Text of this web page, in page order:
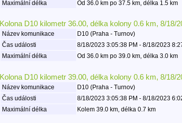
Maximální délka
Od 36.0 km po 37.5 km, délka 1.5 km
Kolona D10 kilometr 36.00, délka kolony 0.6 km, 8/18/
Název komunikace D10 (Praha - Turnov)
Čas události
8/18/2023 3:05:38 PM - 8/18/2023
Maximální délka
Od 36.0 km po 39.0 km, délka 3.0 km
Kolona D10 kilometr 39.00, délka kolony 0.6 km, 8/18/
Název komunikace D10 (Praha - Turnov)
Čas události
8/18/2023 3:05:38 PM - 8/18/2023
Maximální délka
Kolem 39.0 km, délka 0.7 km